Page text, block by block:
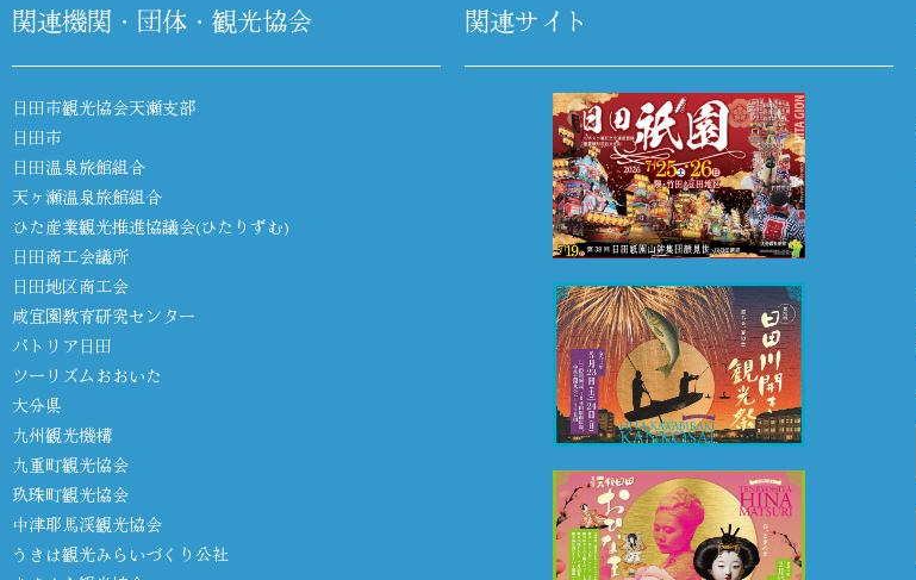
関連機関・団体・観光協会
日田市観光協会天瀬支部
日田市
日田温泉旅館組合
天ヶ瀬温泉旅館組合
ひた産業観光推進協議会(ひたりずむ)
日田商工会議所
日田地区商工会
咸宜園教育研究センター
パトリア日田
ツーリズムおおいた
大分県
九州観光機構
九重町観光協会
玖珠町観光協会
中津耶馬渓観光協会
うきは観光みらいづくり公社
関連サイト